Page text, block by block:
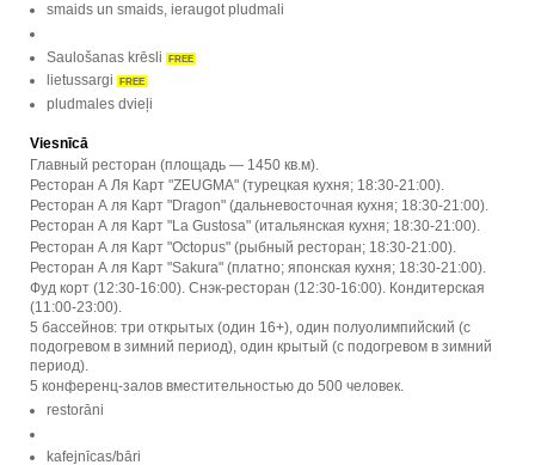
smaids un smaids, ieraugot pludmali
Saulošanas krēsli FREE
lietussargi FREE
pludmales dvieļi
Viesnīcā
Главный ресторан (площадь — 1450 кв.м).
Ресторан А Ля Карт "ZEUGMA" (турецкая кухня; 18:30-21:00).
Ресторан А ля Карт "Dragon" (дальневосточная кухня; 18:30-21:00).
Ресторан А ля Карт "La Gustosa" (итальянская кухня; 18:30-21:00).
Ресторан А ля Карт "Octopus" (рыбный ресторан; 18:30-21:00).
Ресторан А ля Карт "Sakura" (платно; японская кухня; 18:30-21:00).
Фуд корт (12:30-16:00). Снэк-ресторан (12:30-16:00). Кондитерская
(11:00-23:00).
5 бассейнов: три открытых (один 16+), один полуолимпийский (с
подогревом в зимний период), один крытый (с подогревом в зимний
период).
5 конференц-залов вместительностью до 500 человек.
restorāni
kafejnīcas/bāri